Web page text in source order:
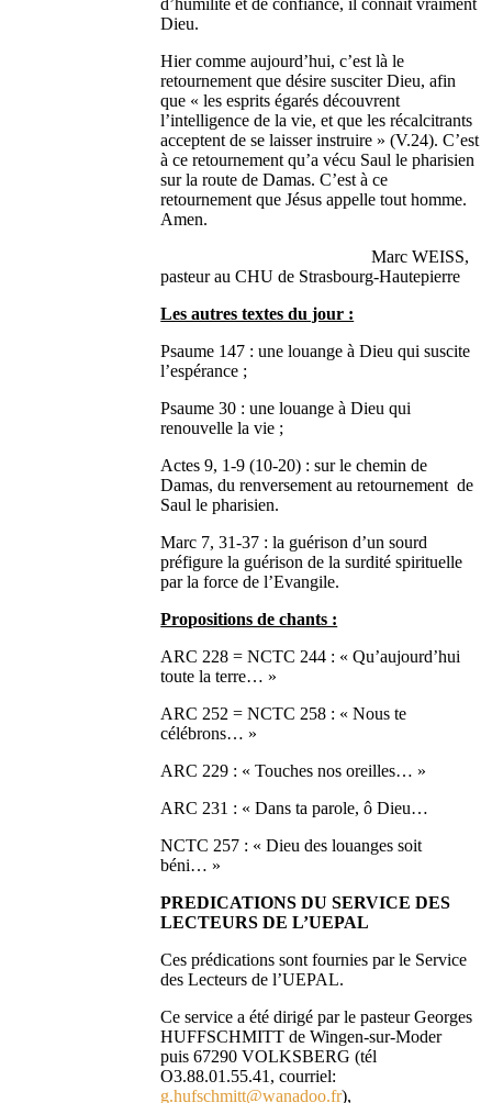
Dieu.
Hier comme aujourd’hui, c’est là le
retournement que désire susciter Dieu, afin
que « les esprits égarés découvrent
l’intelligence de la vie, et que les récalcitrants
acceptent de se laisser instruire » (V.24). C’est
à ce retournement qu’a vécu Saul le pharisien
sur la route de Damas. C’est à ce
retournement que Jésus appelle tout homme.
Amen.
Marc WEISS,
pasteur au CHU de Strasbourg-Hautepierre
Les autres textes du jour :
Psaume 147 : une louange à Dieu qui suscite
l’espérance ;
Psaume 30 : une louange à Dieu qui
renouvelle la vie ;
Actes 9, 1-9 (10-20) : sur le chemin de
Damas, du renversement au retournement de
Saul le pharisien.
Marc 7, 31-37 : la guérison d’un sourd
préfigure la guérison de la surdité spirituelle
par la force de l’Evangile.
Propositions de chants :
ARC 228 = NCTC 244 : « Qu’aujourd’hui
toute la terre… »
ARC 252 = NCTC 258 : « Nous te
célébrons… »
ARC 229 : « Touches nos oreilles… »
ARC 231 : « Dans ta parole, ô Dieu…
NCTC 257 : « Dieu des louanges soit
béni… »
PREDICATIONS DU SERVICE DES
LECTEURS DE L’UEPAL
Ces prédications sont fournies par le Service
des Lecteurs de l’UEPAL.
Ce service a été dirigé par le pasteur Georges
HUFFSCHMITT de Wingen-sur-Moder
puis 67290 VOLKSBERG (tél
O3.88.01.55.41, courriel:
g.hufschmitt@wanadoo.fr),